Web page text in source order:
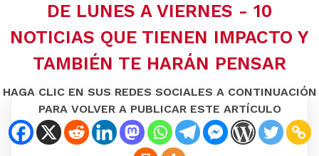
DE LUNES A VIERNES - 10
NOTICIAS QUE TIENEN IMPACTO Y
TAMBIÉN TE HARÁN PENSAR
HAGA CLIC EN SUS REDES SOCIALES A CONTINUACIÓN
PARA VOLVER A PUBLICAR ESTE ARTÍCULO